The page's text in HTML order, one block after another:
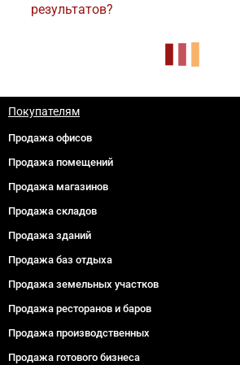
результатов?
Покупателям
Продажа офисов
Продажа помещений
Продажа магазинов
Продажа складов
Продажа зданий
Продажа баз отдыха
Продажа земельных участков
Продажа ресторанов и баров
Продажа производственных
Продажа готового бизнеса